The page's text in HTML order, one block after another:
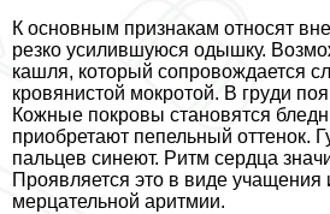
К основным признакам относят
резко усилившуюся одышку.
кашля, который сопровождается
кровянистой мокротой. В гpyди
Кожные покровы становятся
приобретают пепельный оттенок.
пальцев синеют. Ритм сердца
Проявляется это в виде учащения
мерцательной аритмии.